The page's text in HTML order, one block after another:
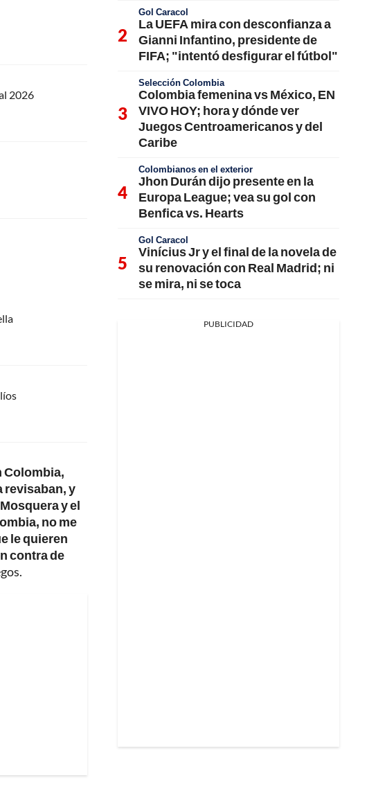
2026
Colombia,
revisaban, y
y el
no me
le quieren
contra de
Gol Caracol
La UEFA mira con desconfianza a
Gianni Infantino, presidente de
FIFA; "intentó desfigurar el fútbol"
Selección Colombia
Colombia femenina vs México, EN
VIVO HOY; hora y dónde ver
Juegos Centroamericanos y del
Caribe
Colombianos en el exterior
Jhon Durán dijo presente en la
Europa League; vea su gol con
Benfica vs. Hearts
Gol Caracol
Vinícius Jr y el final de la novela de
su renovación con Real Madrid; ni
se mira, ni se toca
PUBLICIDAD